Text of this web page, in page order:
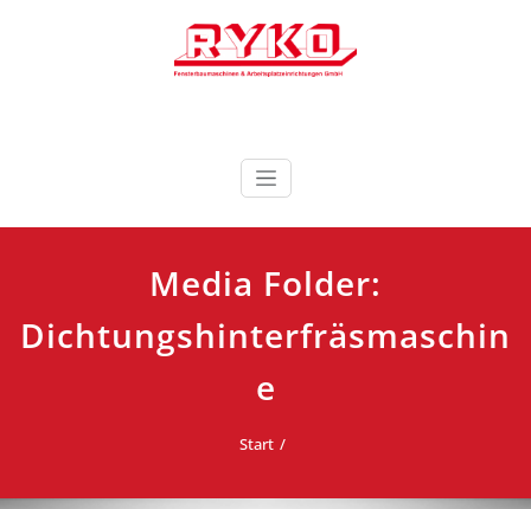
RYKO Deutschland
GmbH
Media Folder:
Dichtungshinterfräsmaschin
e
Start